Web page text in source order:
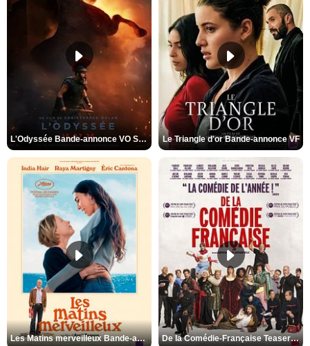
L'Odyssée Bande-annonce VO STFR Le Triangle d'or Bande-annonce VF
Les Matins merveilleux Bande-annonce VF De la Comédie-Française Teaser VF